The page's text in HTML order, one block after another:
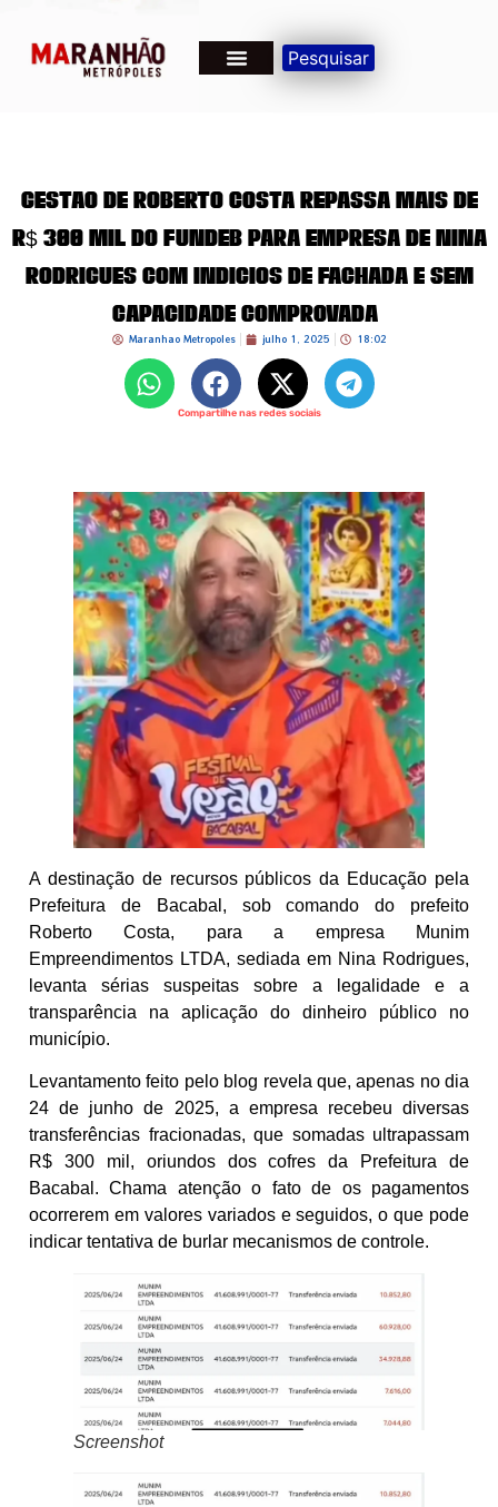
Pesquisar
Gestão de Roberto Costa repassa mais de
R$ 300 mil do FUNDEB para empresa de Nina
Rodrigues com indícios de fachada e sem
capacidade comprovada
Maranhao Metropoles julho 1, 2025 18:02
Compartilhe nas redes sociais
A destinação de recursos públicos da Educação pela
Prefeitura de Bacabal, sob comando do prefeito
Roberto Costa, para a empresa Munim
Empreendimentos LTDA, sediada em Nina Rodrigues,
levanta sérias suspeitas sobre a legalidade e a
transparência na aplicação do dinheiro público no
município.
Levantamento feito pelo blog revela que, apenas no dia
24 de junho de 2025, a empresa recebeu diversas
transferências fracionadas, que somadas ultrapassam
R$ 300 mil, oriundos dos cofres da Prefeitura de
Bacabal. Chama atenção o fato de os pagamentos
ocorrerem em valores variados e seguidos, o que pode
indicar tentativa de burlar mecanismos de controle.
Screenshot